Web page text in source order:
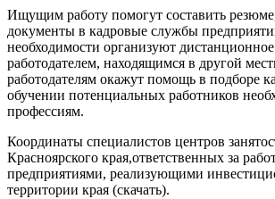
Ищущим работу помогут составить
документы в кадровые службы
необходимости организуют дистанционное
работодателем, находящимся в другой
работодателям окажут помощь в подборе
обучении потенциальных работников
профессиям.
Координаты специалистов центров
Красноярского края,ответственных за
предприятиями, реализующими
территории края (скачать).